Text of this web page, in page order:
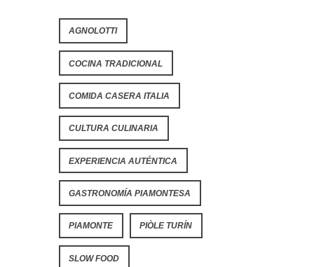
AGNOLOTTI
COCINA TRADICIONAL
COMIDA CASERA ITALIA
CULTURA CULINARIA
EXPERIENCIA AUTÉNTICA
GASTRONOMÍA PIAMONTESA
PIAMONTE PIÒLE TURÍN
SLOW FOOD